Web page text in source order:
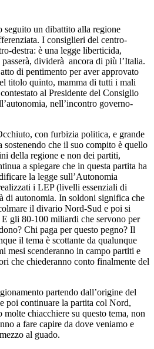
seguito un dibattito alla regione
I consiglieri del centro-
destra: è una legge liberticida,
dividerà ancora di più l’Italia.
di pentimento per aver approvato
titolo quinto, mamma di tutti i mali
al Presidente del Consiglio
nell’incontro governo-
con furbizia politica, e grande
sostenendo che il suo compito è quello
della regione e non dei partiti,
a spiegare che in questa partita ha
la legge sull’Autonomia
i LEP (livelli essenziali di
di autonomia. In soldoni significa che
il divario Nord-Sud e poi si
gli 80-100 miliardi che servono per
Chi paga per questo pegno? Il
il tema è scottante da qualunque
mesi scenderanno in campo partiti e
che chiederanno conto finalmente del
partendo dall’origine del
poi continuare la partita col Nord,
chiacchiere su questo tema, non
a fare capire da dove veniamo e
al guado.